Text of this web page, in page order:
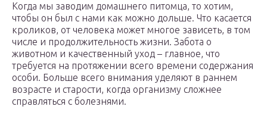
Когда мы заводим домашнего питомца, то хотим,
чтобы он был с нами как можно дольше. Что касается
кроликов, от человека может многое зависеть, в том
числе и продолжительность жизни. Забота о
животном и качественный уход – главное, что
требуется на протяжении всего времени содержания
особи. Больше всего внимания уделяют в раннем
возрасте и старости, когда организму сложнее
справляться с болезнями.